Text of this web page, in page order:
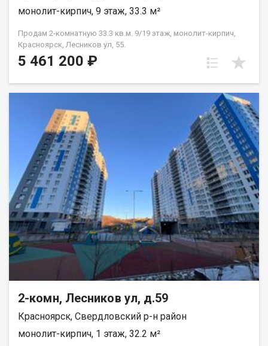
монолит-кирпич, 9 этаж, 33.3 м²
Продам 2-комнатную 33.3 кв.м. 9/19 этаж, монолит-кирпич,
Красноярск, Лесников ул, 55.
5 461 200 ₽
2-комн, Лесников ул, д.59
Красноярск, Свердловский р-н район
монолит-кирпич, 1 этаж, 32.2 м²